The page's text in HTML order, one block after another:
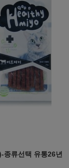
류선택 유통26년